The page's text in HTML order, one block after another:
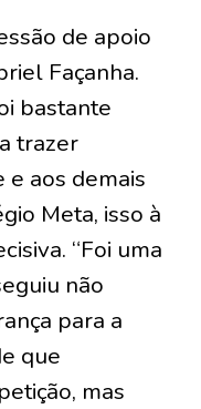
de apoio
Façanha.
bastante
trazer
aos demais
Meta, isso à
“Foi uma
não
para a
que
mas